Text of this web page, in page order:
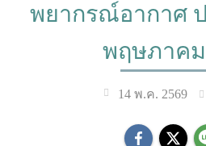
พยากรณ์อากาศ
พฤษภาคม
14 พ.ค. 2569